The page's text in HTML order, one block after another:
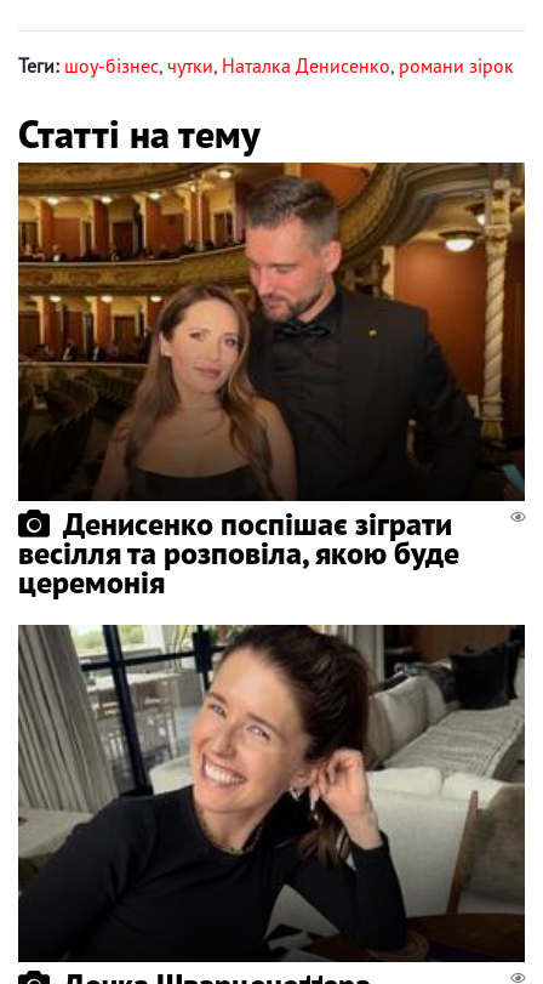
Теги: шоу-бізнес, чутки, Наталка Денисенко, романи зірок
Статті на тему
Денисенко поспішає зіграти
весілля та розповіла, якою буде
церемонія